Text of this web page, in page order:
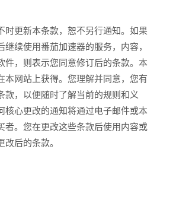
时更新本条款，恕不另行通知。如果
继续使用番茄加速器的服务，内容，
件，则表示您同意修订后的条款。本
本网站上获得。您理解并同意，您有
款，以便随时了解当前的规则和义
核心更改的通知将通过电子邮件或本
者。您在更改这些条款后使用内容或
改后的条款。